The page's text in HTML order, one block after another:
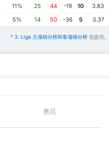
11% 25 44 -19 10
3.83
5% 14 50 -36 5 3.37
* 3. Liga 主場積分榜和客場積分榜 也提供。
奧厄